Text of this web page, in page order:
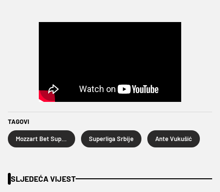
TAGOVI
Superliga Srbije Ante Vukušić
SLJEDEĆA VIJEST